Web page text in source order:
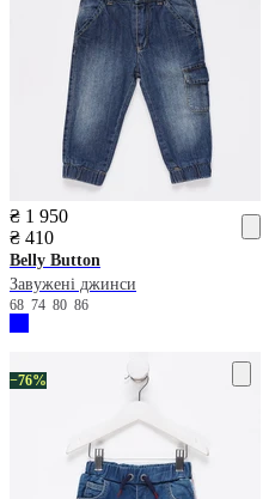
₴ 1 950
₴ 410
Belly Button
Завужені джинси
68 74 80 86
−76%